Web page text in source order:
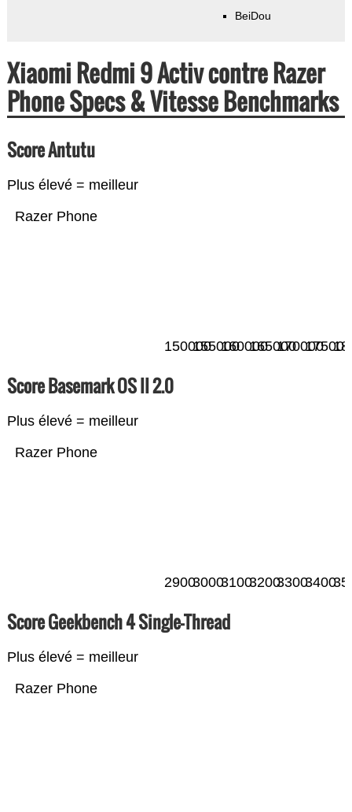
BeiDou
Xiaomi Redmi 9 Activ contre Razer
Phone Specs & Vitesse Benchmarks
Score Antutu
Plus élevé = meilleur
Razer Phone
150000155000160000165000170000175000
Score Basemark OS II 2.0
Plus élevé = meilleur
Razer Phone
290030003100320033003400
Score Geekbench 4 Single-Thread
Plus élevé = meilleur
Razer Phone